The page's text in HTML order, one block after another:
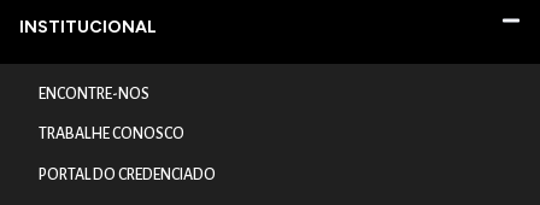
INSTITUCIONAL
ENCONTRE-NOS
TRABALHE CONOSCO
PORTAL DO CREDENCIADO